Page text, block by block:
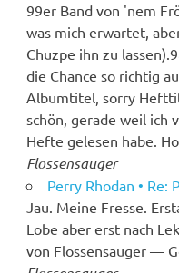
99er Band von 'nem
was mich erwartet,
Chuzpe ihn zu
die Chance so richtig
Albumtitel, sorry
schön, gerade weil ich
Hefte gelesen habe.
Flossensauger
Perry Rhodan • Re:
Jau. Meine Fresse.
Lobe aber erst nach
von Flossensauger —